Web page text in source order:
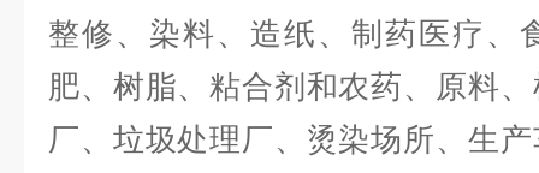
整修、染料、造纸、制药医疗、
肥、树脂、粘合剂和农药、原料
厂、垃圾处理厂、烫染场所、生